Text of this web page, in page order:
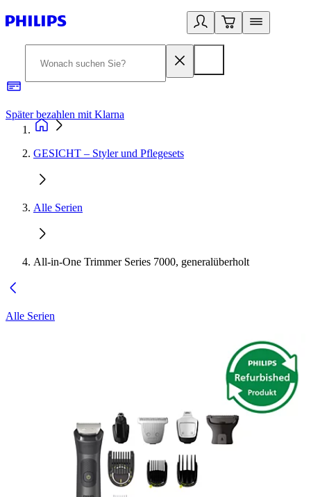
Später bezahlen mit Klarna
GESICHT – Styler und Pflegesets
Alle Serien
All-in-One Trimmer Series 7000, generalüberholt
Alle Serien